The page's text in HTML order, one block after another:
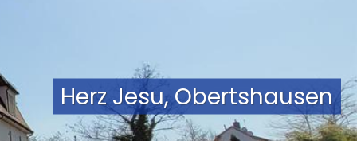
Herz Jesu, Obertshausen